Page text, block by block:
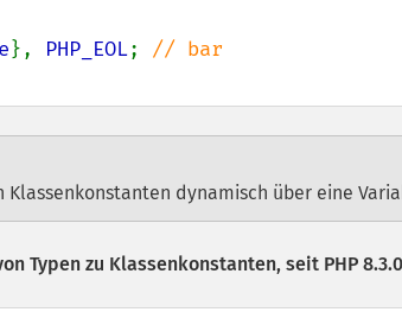
}, PHP_EOL;
Klassenkonstanten dynamisch über eine
Typen zu Klassenkonstanten, seit PHP 8.3.0